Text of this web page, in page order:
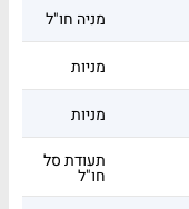
מניה חו"ל
מניות
מניות
תעודת סל
חו"ל